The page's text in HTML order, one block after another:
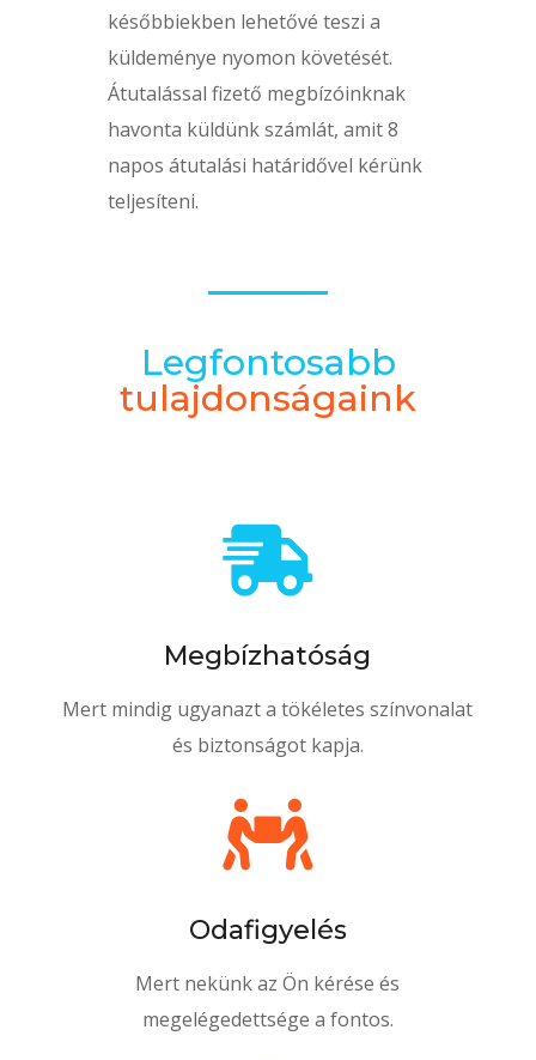
későbbiekben lehetővé teszi a
küldeménye nyomon követését.
Átutalással fizető megbízóinknak
havonta küldünk számlát, amit 8
napos átutalási határidővel kérünk
teljesíteni.
Legfontosabb
tulajdonságaink

Megbízhatóság
Mert mindig ugyanazt a tökéletes színvonalat
és biztonságot kapja.

Odafigyelés
Mert nekünk az Ön kérése és
megelégedettsége a fontos.